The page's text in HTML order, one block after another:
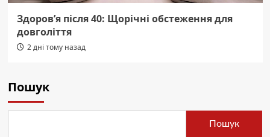
Здоров’я після 40: Щорічні обстеження для
довголіття
2 дні тому назад
Пошук
Пошук